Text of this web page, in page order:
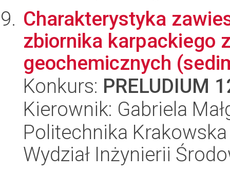
Charakterystyka
zbiornika karpackiego
geochemicznych
Konkurs: PRELUDIUM
Kierownik: Gabriela
Politechnika
Wydział Inżynierii